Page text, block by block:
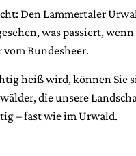
Den Lammertaler
was passiert,
Bundesheer.
heiß wird, können Sie
die unsere
– fast wie im Urwald.